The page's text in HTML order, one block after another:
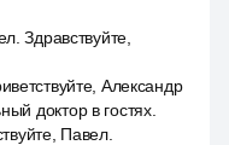
Здравствуйте,
Александр
доктор в гостях.
Павел.